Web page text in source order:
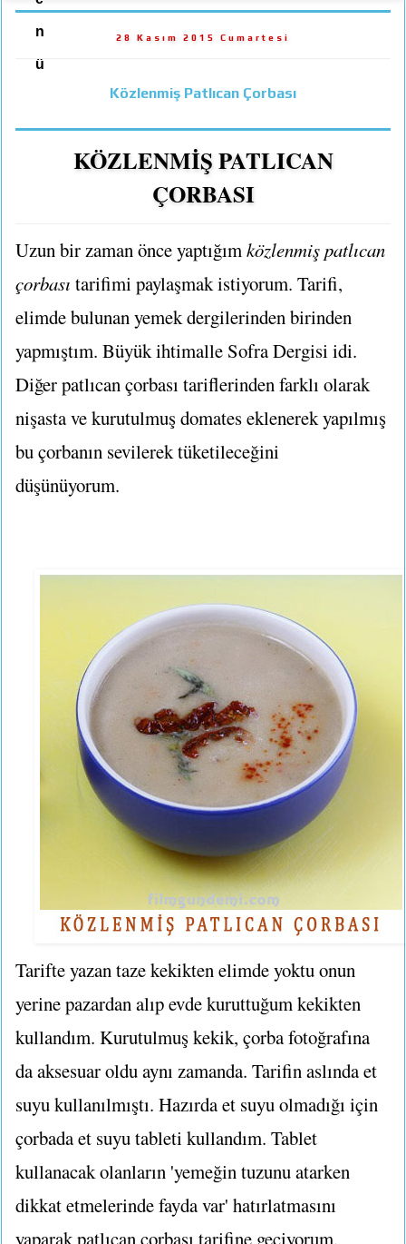
n
ü
28 Kasım 2015 Cumartesi
Közlenmiş Patlıcan Çorbası
KÖZLENMİŞ PATLICAN
ÇORBASI
Uzun bir zaman önce yaptığım közlenmiş patlıcan
çorbası tarifimi paylaşmak istiyorum. Tarifi,
elimde bulunan yemek dergilerinden birinden
yapmıştım. Büyük ihtimalle Sofra Dergisi idi.
Diğer patlıcan çorbası tariflerinden farklı olarak
nişasta ve kurutulmuş domates eklenerek yapılmış
bu çorbanın sevilerek tüketileceğini
düşünüyorum.
Tarifte yazan taze kekikten elimde yoktu onun
yerine pazardan alıp evde kuruttuğum kekikten
kullandım. Kurutulmuş kekik, çorba fotoğrafına
da aksesuar oldu aynı zamanda. Tarifin aslında et
suyu kullanılmıştı. Hazırda et suyu olmadığı için
çorbada et suyu tableti kullandım. Tablet
kullanacak olanların 'yemeğin tuzunu atarken
dikkat etmelerinde fayda var' hatırlatmasını
yaparak patlıcan çorbası tarifine geçiyorum.